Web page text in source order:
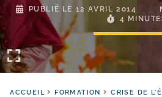
PUBLIÉ LE 12 AVRIL 2014
4
ACCUEIL FORMATION CRISE DE